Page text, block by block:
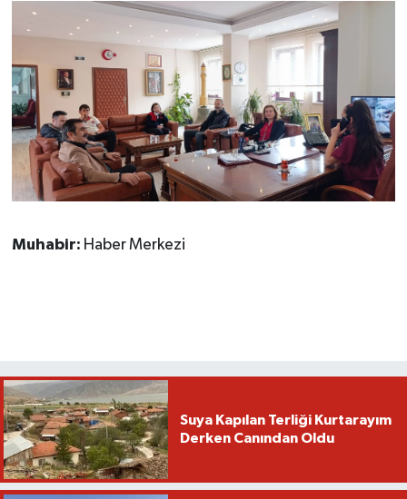
Muhabir: Haber Merkezi
Suya Kapılan Terliği Kurtarayım
Derken Canından Oldu